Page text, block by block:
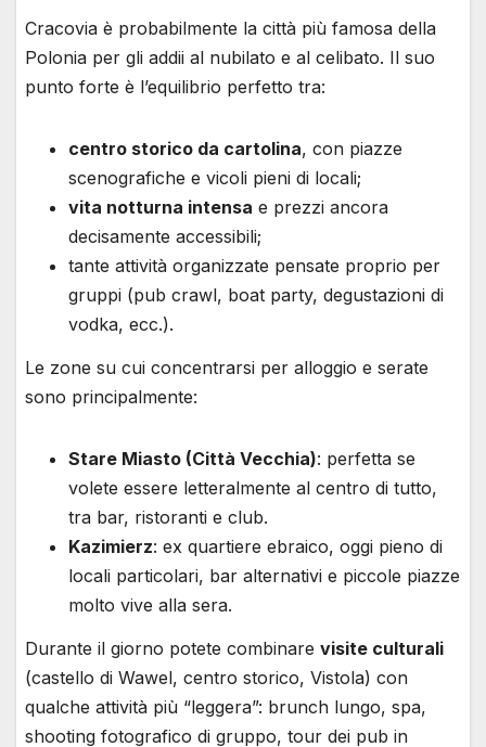
Cracovia è probabilmente la città più famosa della
Polonia per gli addii al nubilato e al celibato. Il suo
punto forte è l’equilibrio perfetto tra:
centro storico da cartolina, con piazze
scenografiche e vicoli pieni di locali;
vita notturna intensa e prezzi ancora
decisamente accessibili;
tante attività organizzate pensate proprio per
gruppi (pub crawl, boat party, degustazioni di
vodka, ecc.).
Le zone su cui concentrarsi per alloggio e serate
sono principalmente:
Stare Miasto (Città Vecchia): perfetta se
volete essere letteralmente al centro di tutto,
tra bar, ristoranti e club.
Kazimierz: ex quartiere ebraico, oggi pieno di
locali particolari, bar alternativi e piccole piazze
molto vive alla sera.
Durante il giorno potete combinare visite culturali
(castello di Wawel, centro storico, Vistola) con
qualche attività più “leggera”: brunch lungo, spa,
shooting fotografico di gruppo, tour dei pub in